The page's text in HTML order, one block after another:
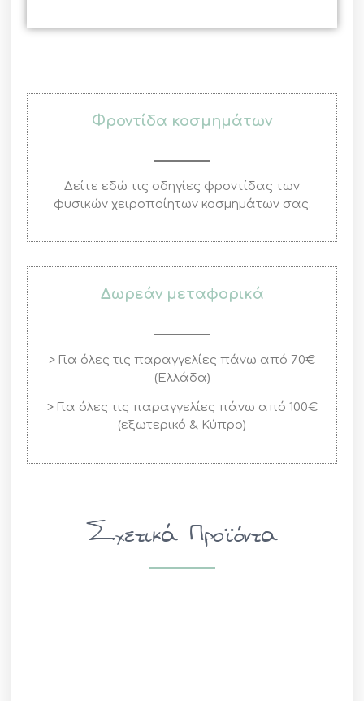
Φροντίδα κοσμημάτων
Δείτε εδώ τις οδηγίες φροντίδας των
φυσικών χειροποίητων κοσμημάτων σας.
Δωρεάν μεταφορικά
> Για όλες τις παραγγελίες πάνω από 70€
(Ελλάδα)
> Για όλες τις παραγγελίες πάνω από 100€
(εξωτερικό & Κύπρο)
Σχετικά Προϊόντα